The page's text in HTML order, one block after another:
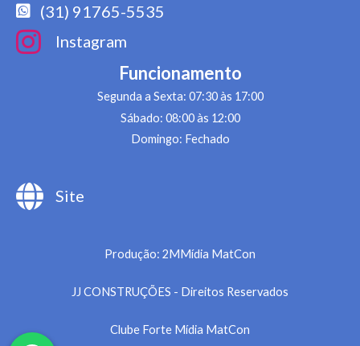
(31) 91765-5535
Instagram
Funcionamento
Segunda a Sexta: 07:30 às 17:00
Sábado: 08:00 às 12:00
Domingo: Fechado
Site
Produção: 2MMídia MatCon
JJ CONSTRUÇÕES - Direitos Reservados
Clube Forte Mídia MatCon